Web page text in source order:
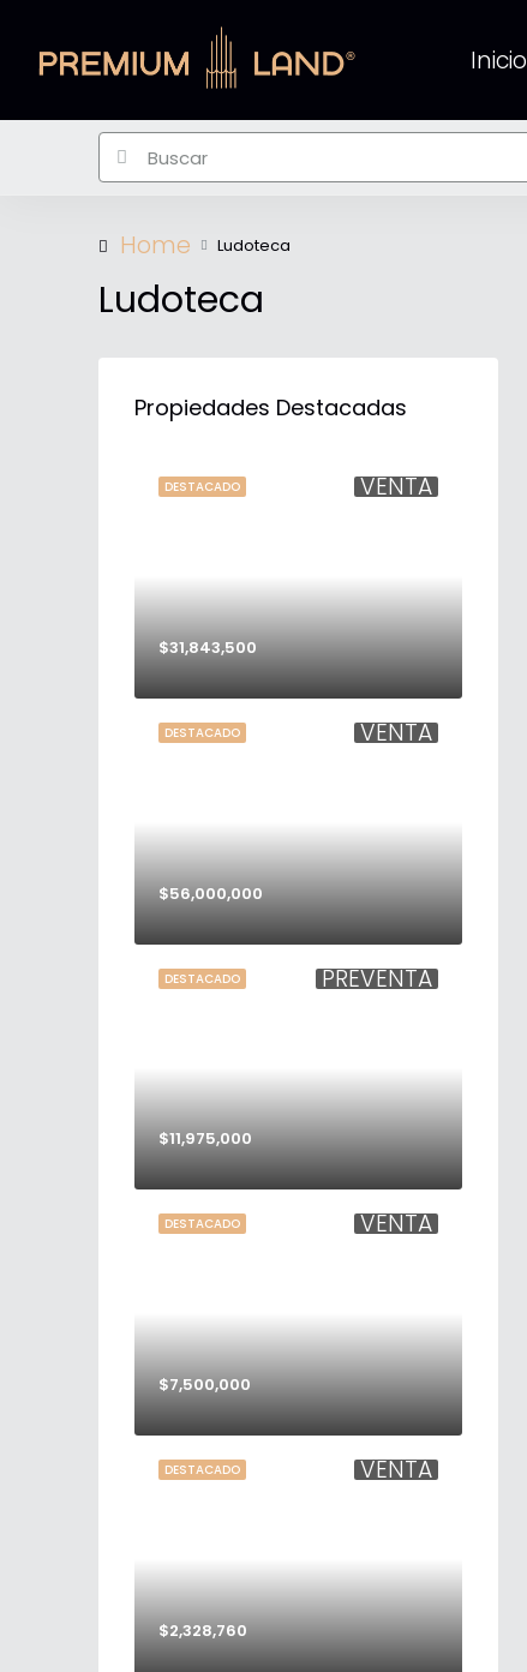
Inicio
Home Ludoteca
Ludoteca
Propiedades Destacadas
VENTA
DESTACADO
$31,843,500
VENTA
DESTACADO
$56,000,000
PREVENTA
DESTACADO
$11,975,000
VENTA
DESTACADO
$7,500,000
VENTA
DESTACADO
$2,328,760